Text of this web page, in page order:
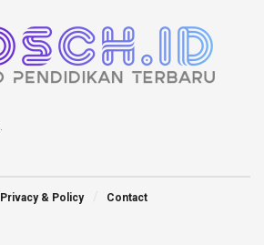
.
Privacy & Policy Contact